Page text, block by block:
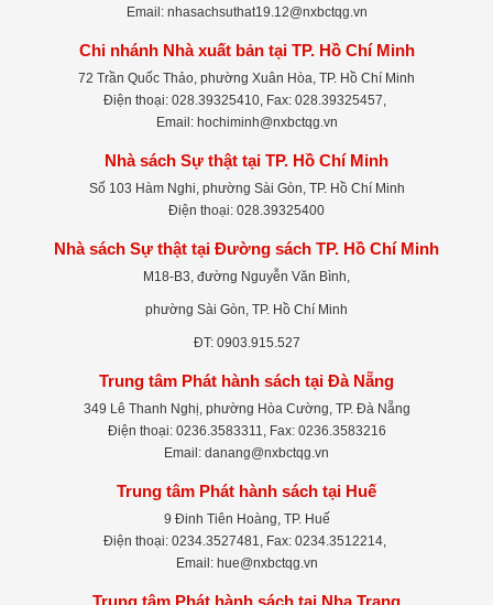
Email: nhasachsuthat19.12@nxbctqg.vn
Chi nhánh Nhà xuất bản tại TP. Hồ Chí Minh
72 Trần Quốc Thảo, phường Xuân Hòa, TP. Hồ Chí Minh
Điện thoại: 028.39325410, Fax: 028.39325457,
Email: hochiminh@nxbctqg.vn
Nhà sách Sự thật tại TP. Hồ Chí Minh
Số 103 Hàm Nghi, phường Sài Gòn, TP. Hồ Chí Minh
Điện thoại: 028.39325400
Nhà sách Sự thật tại Đường sách TP. Hồ Chí Minh
M18-B3, đường Nguyễn Văn Bình,
phường Sài Gòn, TP. Hồ Chí Minh
ĐT: 0903.915.527
Trung tâm Phát hành sách tại Đà Nẵng
349 Lê Thanh Nghị, phường Hòa Cường, TP. Đà Nẵng
Điện thoại: 0236.3583311, Fax: 0236.3583216
Email: danang@nxbctqg.vn
Trung tâm Phát hành sách tại Huế
9 Đinh Tiên Hoàng, TP. Huế
Điện thoại: 0234.3527481, Fax: 0234.3512214,
Email: hue@nxbctqg.vn